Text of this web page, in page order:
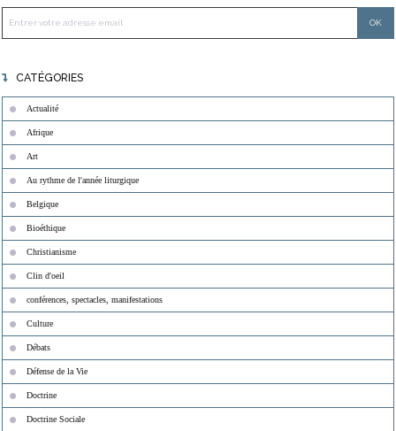
CATÉGORIES
Actualité
Afrique
Art
Au rythme de l'année liturgique
Belgique
Bioéthique
Christianisme
Clin d'oeil
conférences, spectacles, manifestations
Culture
Débats
Défense de la Vie
Doctrine
Doctrine Sociale